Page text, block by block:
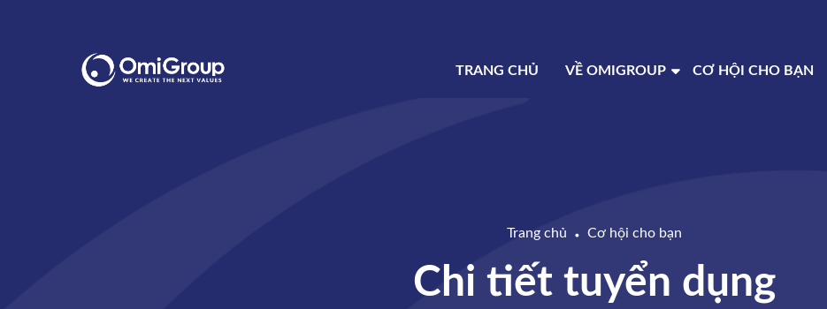
TRANG CHỦ VỀ OMIGROUP CƠ HỘI CHO BẠN
Trang chủ ● Cơ hội cho bạn
Chi tiết tuyển dụng